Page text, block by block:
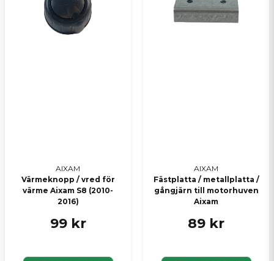
AIXAM
Värmeknopp / vred för
värme Aixam S8 (2010-
2016)
99 kr
AIXAM
Fästplatta / metallplatta /
gångjärn till motorhuven
Aixam
89 kr